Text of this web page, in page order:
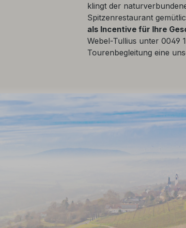
klingt der
Spitzenrestaurant
als Incentive für Ihre
Webel-Tullius unter 0049
Tourenbegleitung eine